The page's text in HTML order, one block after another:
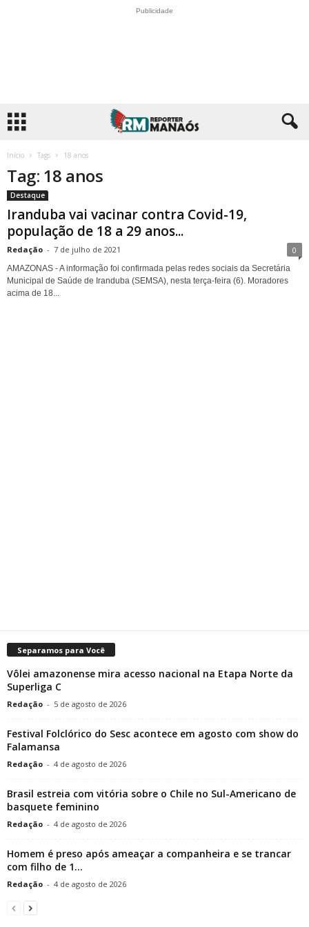
Publicidade
Início Tags 18 anos
Tag: 18 anos
Destaque
Iranduba vai vacinar contra Covid-19,
população de 18 a 29 anos...
Redação - 7 de julho de 2021 0
AMAZONAS - A informação foi confirmada pelas redes sociais da Secretária
Municipal de Saúde de Iranduba (SEMSA), nesta terça-feira (6). Moradores
acima de 18...
Separamos para Você
Vôlei amazonense mira acesso nacional na Etapa Norte da
Superliga C
Redação - 5 de agosto de 2026
Festival Folclórico do Sesc acontece em agosto com show do
Falamansa
Redação - 4 de agosto de 2026
Brasil estreia com vitória sobre o Chile no Sul-Americano de
basquete feminino
Redação - 4 de agosto de 2026
Homem é preso após ameaçar a companheira e se trancar
com filho de 1...
Redação - 4 de agosto de 2026